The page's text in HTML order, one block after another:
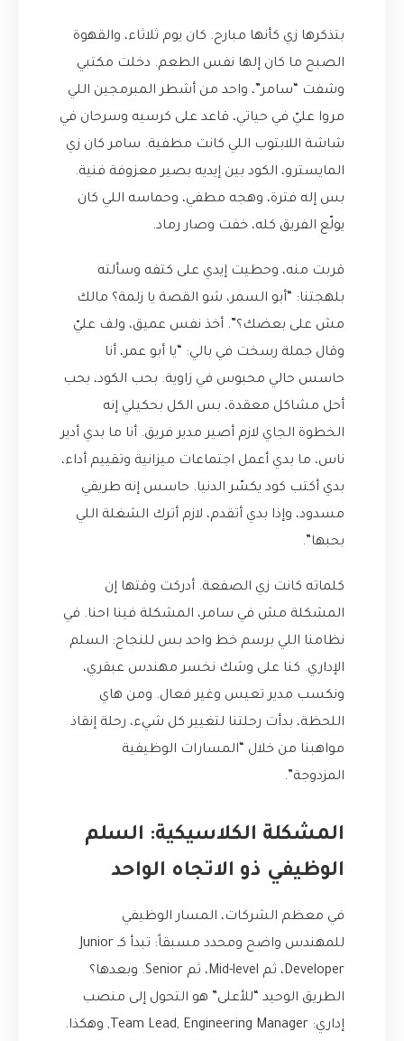
بتذكرها زي كأنها مبارح. كان يوم ثلاثاء، والقهوة
الصبح ما كان إلها نفس الطعم. دخلت مكتبي
وشفت “سامر”، واحد من أشطر المبرمجين اللي
مروا عليّ في حياتي، قاعد على كرسيه وسرحان في
شاشة اللابتوب اللي كانت مطفية. سامر كان زي
المايسترو، الكود بين إيديه بصير معزوفة فنية.
بس إله فترة، وهجه مطفي، وحماسه اللي كان
يولّع الفريق كله، خفت وصار رماد.
قربت منه، وحطيت إيدي على كتفه وسألته
بلهجتنا: “أبو السمر، شو القصة يا زلمة؟ مالك
مش على بعضك؟”. أخذ نفس عميق، ولف عليّ
وقال جملة رسخت في بالي: “يا أبو عمر، أنا
حاسس حالي محبوس في زاوية. بحب الكود، بحب
أحل مشاكل معقدة، بس الكل بحكيلي إنه
الخطوة الجاي لازم أصير مدير فريق. أنا ما بدي أدير
ناس، ما بدي أعمل اجتماعات ميزانية وتقييم أداء،
بدي أكتب كود يكسّر الدنيا. حاسس إنه طريقي
مسدود، وإذا بدي أتقدم، لازم أترك الشغلة اللي
بحبها”.
كلماته كانت زي الصفعة. أدركت وقتها إن
المشكلة مش في سامر، المشكلة فينا احنا. في
نظامنا اللي برسم خط واحد بس للنجاح: السلم
الإداري. كنا على وشك نخسر مهندس عبقري،
ونكسب مدير تعيس وغير فعال. ومن هاي
اللحظة، بدأت رحلتنا لتغيير كل شيء، رحلة إنقاذ
مواهبنا من خلال “المسارات الوظيفية
المزدوجة”.
المشكلة الكلاسيكية: السلم
الوظيفي ذو الاتجاه الواحد
في معظم الشركات، المسار الوظيفي
للمهندس واضح ومحدد مسبقاً: تبدأ كـ Junior
Developer، ثم Mid-level، ثم Senior. وبعدها؟
الطريق الوحيد “للأعلى” هو التحول إلى منصب
إداري: Team Lead, Engineering Manager, وهكذا.